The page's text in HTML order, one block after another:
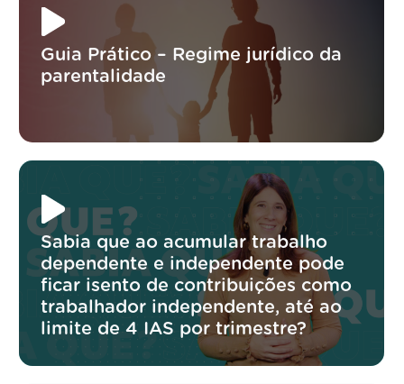
Guia Prático – Regime jurídico da
parentalidade
Sabia que ao acumular trabalho
dependente e independente pode
ficar isento de contribuições como
trabalhador independente, até ao
limite de 4 IAS por trimestre?